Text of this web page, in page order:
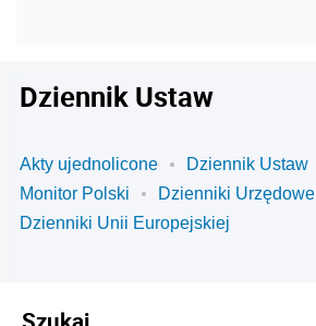
Dziennik Ustaw
Akty ujednolicone
Dziennik Ustaw
Monitor Polski
Dzienniki Urzędowe
Dzienniki Unii Europejskiej